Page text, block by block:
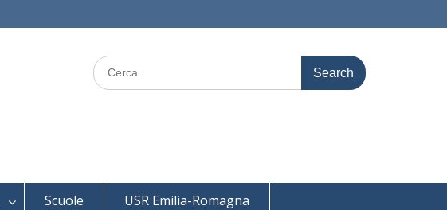
Search
for:
Scuole USR Emilia-Romagna